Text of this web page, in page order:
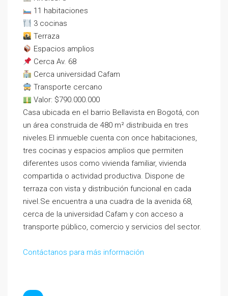
11 habitaciones
3 cocinas
Terraza
Espacios amplios
Cerca Av. 68
Cerca universidad Cafam
Transporte cercano
Valor: $790.000.000
Casa ubicada en el barrio Bellavista en Bogotá, con
un área construida de 480 m² distribuida en tres
niveles.El inmueble cuenta con once habitaciones,
tres cocinas y espacios amplios que permiten
diferentes usos como vivienda familiar, vivienda
compartida o actividad productiva. Dispone de
terraza con vista y distribución funcional en cada
nivel.Se encuentra a una cuadra de la avenida 68,
cerca de la universidad Cafam y con acceso a
transporte público, comercio y servicios del sector.
Contáctanos para más información